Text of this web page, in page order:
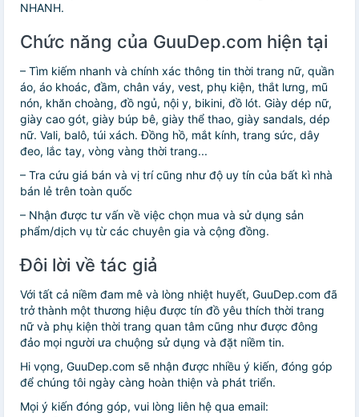
NHANH.
Chức năng của GuuDep.com hiện tại
– Tìm kiếm nhanh và chính xác thông tin thời trang nữ, quần
áo, áo khoác, đầm, chân váy, vest, phụ kiện, thắt lưng, mũ
nón, khăn choàng, đồ ngủ, nội y, bikini, đồ lót. Giày dép nữ,
giày cao gót, giày búp bê, giày thể thao, giày sandals, dép
nữ. Vali, balô, túi xách. Đồng hồ, mắt kính, trang sức, dây
đeo, lắc tay, vòng vàng thời trang...
– Tra cứu giá bán và vị trí cũng như độ uy tín của bất kì nhà
bán lẻ trên toàn quốc
– Nhận được tư vấn về việc chọn mua và sử dụng sản
phẩm/dịch vụ từ các chuyên gia và cộng đồng.
Đôi lời về tác giả
Với tất cả niềm đam mê và lòng nhiệt huyết, GuuDep.com đã
trở thành một thương hiệu được tín đồ yêu thích thời trang
nữ và phụ kiện thời trang quan tâm cũng như được đông
đảo mọi người ưa chuộng sử dụng và đặt niềm tin.
Hi vọng, GuuDep.com sẽ nhận được nhiều ý kiến, đóng góp
để chúng tôi ngày càng hoàn thiện và phát triển.
Mọi ý kiến đóng góp, vui lòng liên hệ qua email: